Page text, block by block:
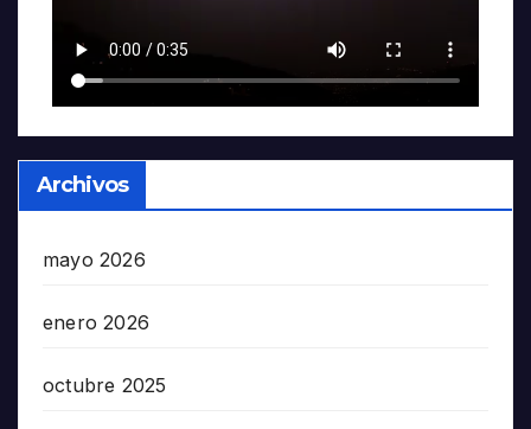
Archivos
mayo 2026
enero 2026
octubre 2025